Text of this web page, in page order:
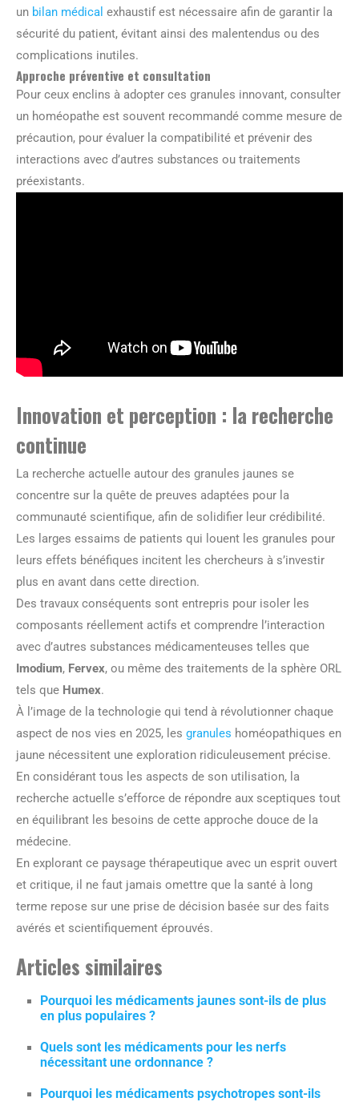
un bilan médical exhaustif est nécessaire afin de garantir la
sécurité du patient, évitant ainsi des malentendus ou des
complications inutiles.
Approche préventive et consultation
Pour ceux enclins à adopter ces granules innovant, consulter
un homéopathe est souvent recommandé comme mesure de
précaution, pour évaluer la compatibilité et prévenir des
interactions avec d’autres substances ou traitements
préexistants.
Innovation et perception : la recherche
continue
La recherche actuelle autour des granules jaunes se
concentre sur la quête de preuves adaptées pour la
communauté scientifique, afin de solidifier leur crédibilité.
Les larges essaims de patients qui louent les granules pour
leurs effets bénéfiques incitent les chercheurs à s’investir
plus en avant dans cette direction.
Des travaux conséquents sont entrepris pour isoler les
composants réellement actifs et comprendre l’interaction
avec d’autres substances médicamenteuses telles que
Imodium, Fervex, ou même des traitements de la sphère ORL
tels que Humex.
À l’image de la technologie qui tend à révolutionner chaque
aspect de nos vies en 2025, les granules homéopathiques en
jaune nécessitent une exploration ridiculeusement précise.
En considérant tous les aspects de son utilisation, la
recherche actuelle s’efforce de répondre aux sceptiques tout
en équilibrant les besoins de cette approche douce de la
médecine.
En explorant ce paysage thérapeutique avec un esprit ouvert
et critique, il ne faut jamais omettre que la santé à long
terme repose sur une prise de décision basée sur des faits
avérés et scientifiquement éprouvés.
Articles similaires
Pourquoi les médicaments jaunes sont-ils de plus
en plus populaires ?
Quels sont les médicaments pour les nerfs
nécessitant une ordonnance ?
Pourquoi les médicaments psychotropes sont-ils